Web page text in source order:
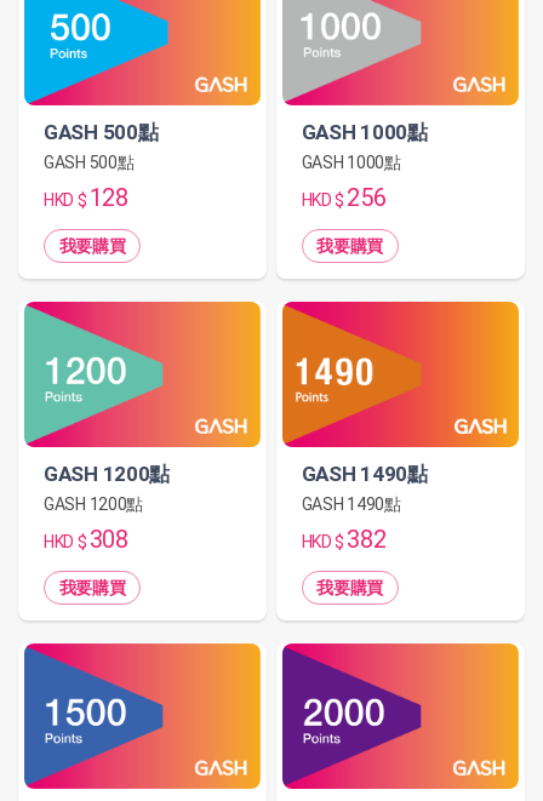
GASH 500點
GASH 500點
HKD $ 128
我要購買
GASH 1000點
GASH 1000點
HKD $ 256
我要購買
GASH 1200點
GASH 1200點
HKD $ 308
我要購買
GASH 1490點
GASH 1490點
HKD $ 382
我要購買